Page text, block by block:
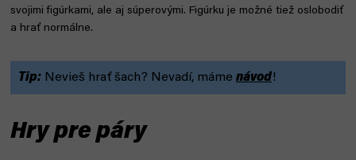
svojimi figúrkami, ale aj súperovými. Figúrku je možné tiež oslobodiť
a hrať normálne.
Tip: Nevieš hrať šach? Nevadí, máme návod!
Hry pre páry